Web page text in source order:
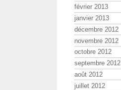
février 2013
janvier 2013
décembre 2012
novembre 2012
octobre 2012
septembre 2012
août 2012
juillet 2012